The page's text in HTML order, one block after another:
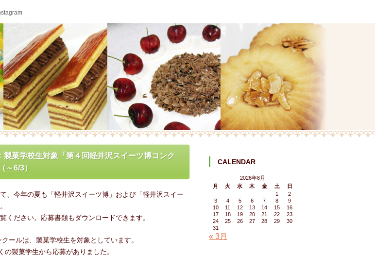
製菓学校生対象「第４回軽井沢スイーツ博コンク
～6/3）
、今年の夏も「軽井沢スイーツ博」および「軽井沢スイー
ください。応募書類もダウンロードできます。
ールは、製菓学校生を対象としています。
製菓学生から応募がありました。
CALENDAR
2026年8月
月
火 水 木 金 土
日
1
2
3
4 5 6 7 8
9
10
11 12 13 14 15
16
17
18 19 20 21 22
23
24
25 26 27 28 29
30
31
« 3月